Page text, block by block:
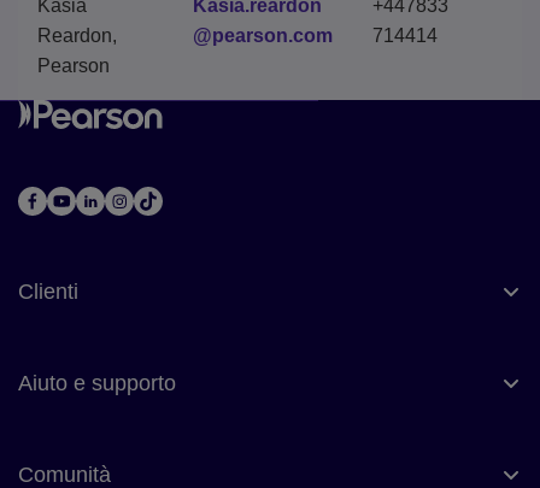
Kasia
Reardon,
Pearson
Kasia.reardon
@pearson.com
+447833
714414
Clienti
Aiuto e supporto
Comunità